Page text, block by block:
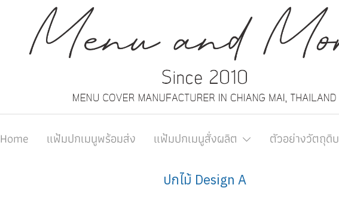
Home แฟ้มปกเมนูพร้อมส่ง แฟ้มปกเมนูสั่งผลิต ตัวอย่างวัตถุดิบ
ปกไม้ Design A